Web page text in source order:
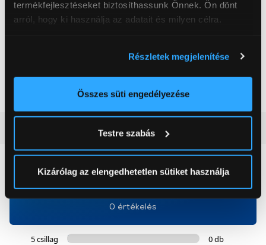
termékfejlesztéseket biztosíthassunk Önnek. Ön dönt
arról, hogy ki használja az adatait és milyen célra.
elhelyezkedéséről pár méteres pontossággal
Az Ön készülékén beazonosítása annak konkrét
módjairól és adja meg preferenciáit aRészletek
pontban. Bármikor módosíthatja vagy visszavonhatja a
Sütinyilatkozathoz való hozzájárulását.
okat használ, melyeket az Ön gépén tárol a rendszer. A
cookie-k személyazonosítására nem alkalmasak,
szolgáltatásaink biztosításához szükségesek. Az oldal
Részletek megjelenítése
Összes süti engedélyezése
Testre szabás
Kizárólag az elengedhetetlen sütiket használja
199 999 Ft
Alulfagyasztós
kombinált hűtőszekrény
179 999 Ft
(0)
0
0 értékelés
5 csillag
0 db